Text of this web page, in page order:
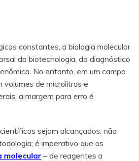
constantes, a biologia molecular
da biotecnologia, do diagnóstico
No entanto, em um campo
volumes de microlitros e
a margem para erro é
sejam alcançados, não
é imperativo que os
molecular – de reagentes a